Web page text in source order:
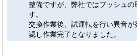
整備ですが、弊社ではブッシュの
す。
交換作業後、試運転を行い異音
認し作業完了となりました。